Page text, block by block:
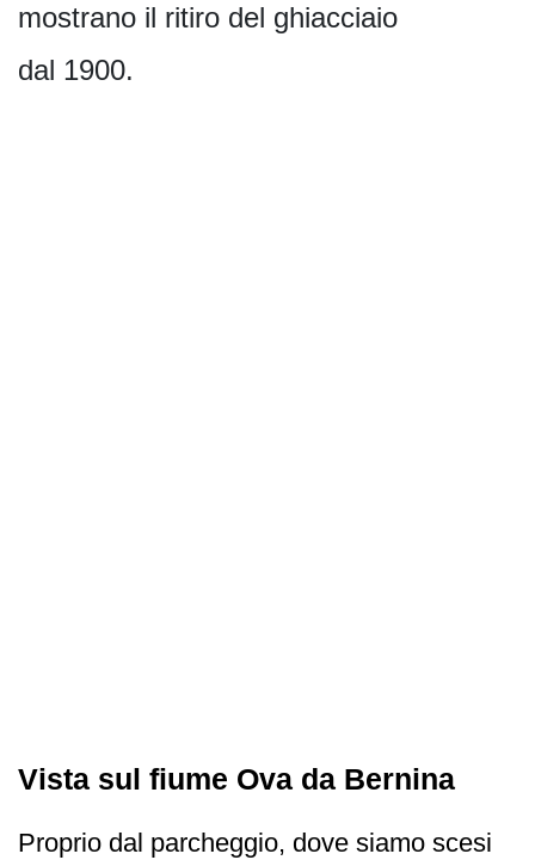
mostrano il ritiro del ghiacciaio
dal 1900.
Vista sul fiume Ova da Bernina
Proprio dal parcheggio, dove siamo scesi